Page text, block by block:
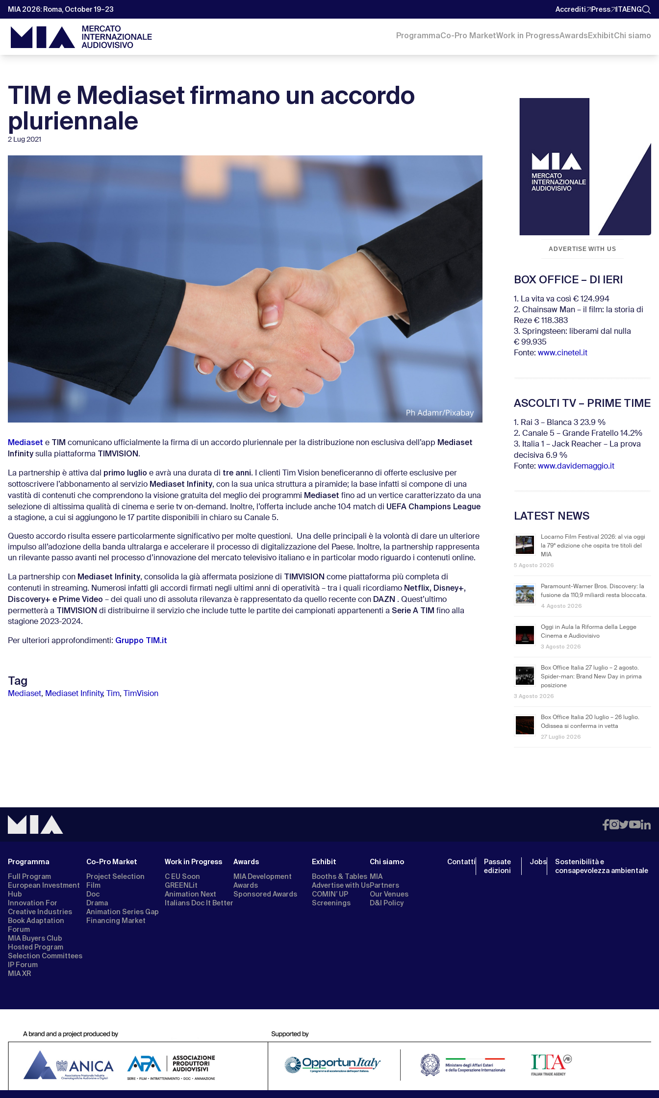
MIA 2026: Roma, October 19–23 Accrediti Press ITAENG
ProgrammaCo-Pro MarketWork in ProgressAwardsExhibitChi siamo
TIM e Mediaset firmano un accordo
pluriennale
2 Lug 2021
Mediaset e TIM comunicano ufficialmente la firma di un accordo pluriennale per la distribuzione non esclusiva dell’app Mediaset
Infinity sulla piattaforma TIMVISION.
La partnership è attiva dal primo luglio e avrà una durata di tre anni. I clienti Tim Vision beneficeranno di offerte esclusive per
sottoscrivere l’abbonamento al servizio Mediaset Infinity, con la sua unica struttura a piramide; la base infatti si compone di una
vastità di contenuti che comprendono la visione gratuita del meglio dei programmi Mediaset fino ad un vertice caratterizzato da una
selezione di altissima qualità di cinema e serie tv on-demand. Inoltre, l’offerta include anche 104 match di UEFA Champions League
a stagione, a cui si aggiungono le 17 partite disponibili in chiaro su Canale 5.
Questo accordo risulta essere particolarmente significativo per molte questioni. Una delle principali è la volontà di dare un ulteriore
impulso all’adozione della banda ultralarga e accelerare il processo di digitalizzazione del Paese. Inoltre, la partnership rappresenta
un rilevante passo avanti nel processo d’innovazione del mercato televisivo italiano e in particolar modo riguardo i contenuti online.
La partnership con Mediaset Infinity, consolida la già affermata posizione di TIMVISION come piattaforma più completa di
contenuti in streaming. Numerosi infatti gli accordi firmati negli ultimi anni di operatività – tra i quali ricordiamo Netflix, Disney+,
Discovery+ e Prime Video – dei quali uno di assoluta rilevanza è rappresentato da quello recente con DAZN . Quest’ultimo
permetterà a TIMVISION di distribuirne il servizio che include tutte le partite dei campionati appartenenti a Serie A TIM fino alla
stagione 2023-2024.
Per ulteriori approfondimenti: Gruppo TIM.it
Tag
Mediaset, Mediaset Infinity, Tim, TimVision
ADVERTISE WITH US
BOX OFFICE – DI IERI
1. La vita va così € 124.994
2. Chainsaw Man – il film: la storia di
Reze € 118.383
3. Springsteen: liberami dal nulla
€ 99.935
Fonte: www.cinetel.it
ASCOLTI TV – PRIME TIME
1. Rai 3 – Blanca 3 23.9 %
2. Canale 5 – Grande Fratello 14.2%
3. Italia 1 – Jack Reacher – La prova
decisiva 6.9 %
Fonte: www.davidemaggio.it
LATEST NEWS
Locarno Film Festival 2026: al via oggi
la 79ª edizione che ospita tre titoli del
MIA
5 Agosto 2026
Paramount-Warner Bros. Discovery: la
fusione da 110,9 miliardi resta bloccata.
4 Agosto 2026
Oggi in Aula la Riforma della Legge
Cinema e Audiovisivo
3 Agosto 2026
Box Office Italia 27 luglio – 2 agosto.
Spider-man: Brand New Day in prima
posizione
3 Agosto 2026
Box Office Italia 20 luglio – 26 luglio.
Odissea si conferma in vetta
27 Luglio 2026
Programma
Full Program
European Investment
Hub
Innovation For
Creative Industries
Book Adaptation
Forum
MIA Buyers Club
Hosted Program
Selection Committees
IP Forum
MIA XR
Co-Pro Market
Project Selection
Film
Doc
Drama
Animation Series Gap
Financing Market
Work in Progress
C EU Soon
GREENLit
Animation Next
Italians Doc It Better
Awards
MIA Development
Awards
Sponsored Awards
Exhibit
Booths & Tables
Advertise with Us
COMIN’ UP
Screenings
Chi siamo
MIA
Partners
Our Venues
D&I Policy
Contatti
Passate
edizioni
Jobs
Sostenibilità e
consapevolezza ambientale